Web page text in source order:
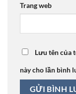
Trang web
Lưu tên của
này cho lần bình